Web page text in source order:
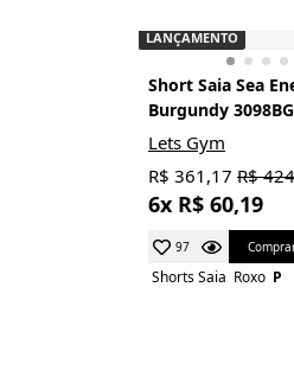
LANÇAMENTO
Short Saia Sea
Burgundy 3098BG
Lets Gym
R$ 361,17 R$
6x R$ 60,19
97
Shorts Saia Roxo P